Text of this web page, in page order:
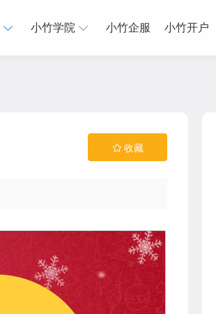
小竹学院 小竹企服 小竹开户
收藏